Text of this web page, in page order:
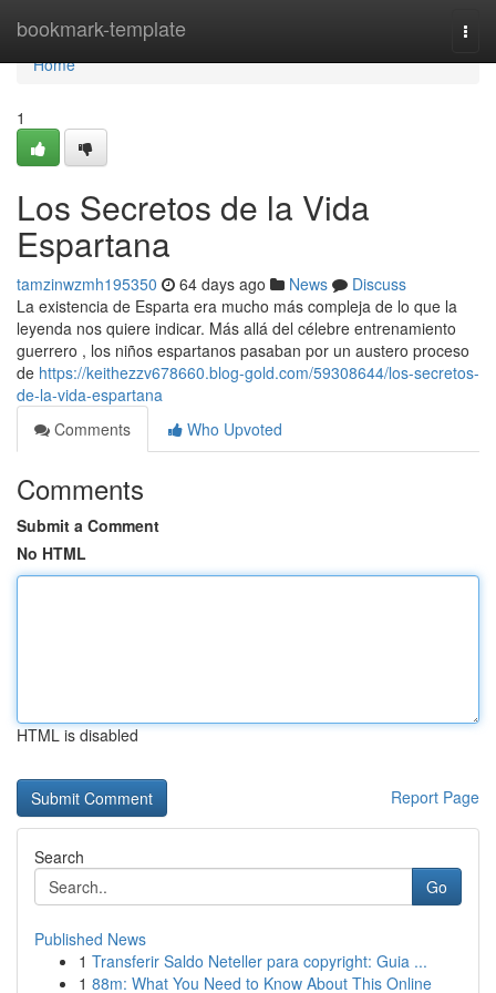
bookmark-template
Home
Home
1
Los Secretos de la Vida
Espartana
tamzinwzmh195350 64 days ago News
Discuss
La existencia de Esparta era mucho más compleja de lo que la
leyenda nos quiere indicar. Más allá del célebre entrenamiento
guerrero , los niños espartanos pasaban por un austero proceso
de https://keithezzv678660.blog-gold.com/59308644/los-secretos-
de-la-vida-espartana
Comments
Who Upvoted
Comments
Submit a Comment
No HTML
HTML is disabled
Report Page
Search
Go
Published News
1 Transferir Saldo Neteller para copyright: Guia ...
1 88m: What You Need to Know About This Online